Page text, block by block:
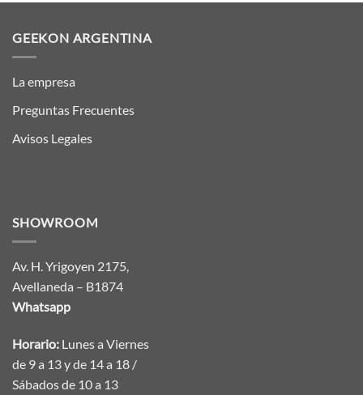
GEEKON ARGENTINA
La empresa
Preguntas Frecuentes
Avisos Legales
SHOWROOM
Av. H. Yrigoyen 2175,
Avellaneda – B1874
Whatsapp
Horario: Lunes a Viernes
de 9 a 13 y de 14 a 18 /
Sábados de 10 a 13